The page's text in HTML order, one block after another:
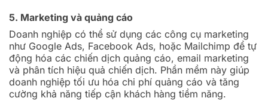
5. Marketing và quảng cáo
Doanh nghiệp có thể sử dụng các công cụ marketing
như Google Ads, Facebook Ads, hoặc Mailchimp để tự
động hóa các chiến dịch quảng cáo, email marketing
và phân tích hiệu quả chiến dịch. Phần mềm này giúp
doanh nghiệp tối ưu hóa chi phí quảng cáo và tăng
cường khả năng tiếp cận khách hàng tiềm năng.